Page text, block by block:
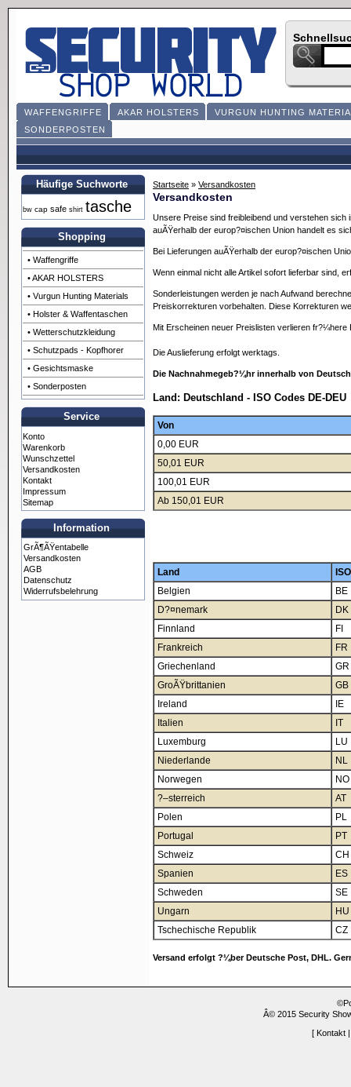
WAFFENGRIFFE AKAR HOLSTERS
VURGUN HUNTING
SONDERPOSTEN
Häufige Suchworte
bw cap safe shirt tasche
Shopping
• Waffengriffe
• AKAR HOLSTERS
• Vurgun Hunting Materials
• Holster & Waffentaschen
• Wetterschutzkleidung
• Schutzpads - Kopfhorer
• Gesichtsmaske
• Sonderposten
Service
Konto
Warenkorb
Wunschzettel
Versandkosten
Kontakt
Impressum
Sitemap
Information
GrÃ¶ÃŸentabelle
Versandkosten
AGB
Datenschutz
Widerrufsbelehrung
Startseite » Versandkosten
Versandkosten
Unsere Preise sind freibleibend und verstehen
auÃŸerhalb der europ?¤ischen Union handelt es
Bei Lieferungen auÃŸerhalb der europ?¤ischen
Wenn einmal nicht alle Artikel sofort lieferbar sind,
Sonderleistungen werden je nach Aufwand
Preiskorrekturen vorbehalten. Diese Korrekturen
Mit Erscheinen neuer Preislisten verlieren fr?¼here
Die Auslieferung erfolgt werktags.
Die Nachnahmegeb?¼hr innerhalb von
Land: Deutschland - ISO Codes DE-DEU
Von
0,00 EUR
50,01 EUR
100,01 EUR
Ab 150,01 EUR
Land
Belgien
BE
D?¤nemark
DK
Finnland
FI
Frankreich
FR
Griechenland
GR
GroÃŸbrittanien
GB
Ireland
IE
Italien
IT
Luxemburg
LU
Niederlande
NL
Norwegen
NO
?–sterreich
AT
Polen
PL
Portugal
PT
Schweiz
CH
Spanien
ES
Schweden
SE
Ungarn
HU
Tschechische Republik
CZ
Versand erfolgt ?¼ber Deutsche Post, DHL.
Â© 2015 Security
[ Kontakt